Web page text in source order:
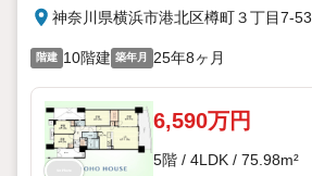
神奈川県横浜市港北区樽町３丁目7-53
階建 10階建 築年月 25年8ヶ月
6,590万円
5階 / 4LDK / 75.98m²